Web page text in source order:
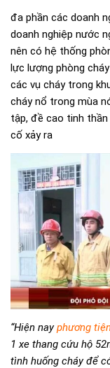
đa phần các doanh
doanh nghiệp nước
nên có hệ thống
lực lượng phòng
các vụ cháy trong
cháy nổ trong mùa
tập, đề cao tinh
cố xảy ra
“Hiện nayphương
1 xe thang cứu hộ
tình huống cháy để